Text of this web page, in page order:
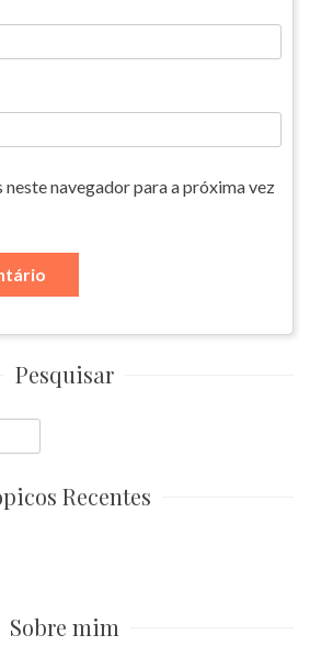
neste navegador para a próxima vez
Pesquisar
Recentes
Sobre mim